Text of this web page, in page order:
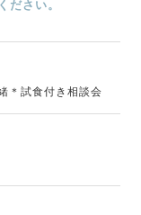
ださい。
＊試食付き相談会